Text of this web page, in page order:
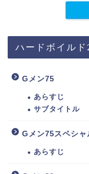
ハードボイル
Gメン75
あらすじ
サブタイトル
Gメン75スペシャ
あらすじ